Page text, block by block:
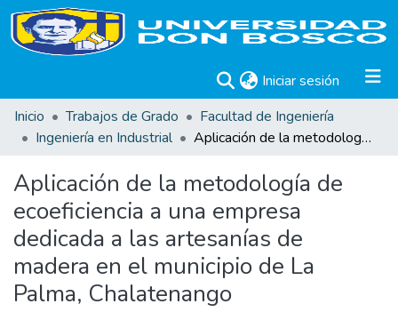
Iniciar sesión (current)
Inicio
Trabajos de Grado
Facultad de Ingeniería
Ingeniería en Industrial
Aplicación de la metodología de ecoeficiencia a una empresa dedicada a las artesanías de madera en el municipio de La Palma, Chalatenango
Aplicación de la metodología de
ecoeficiencia a una empresa
dedicada a las artesanías de
madera en el municipio de La
Palma, Chalatenango